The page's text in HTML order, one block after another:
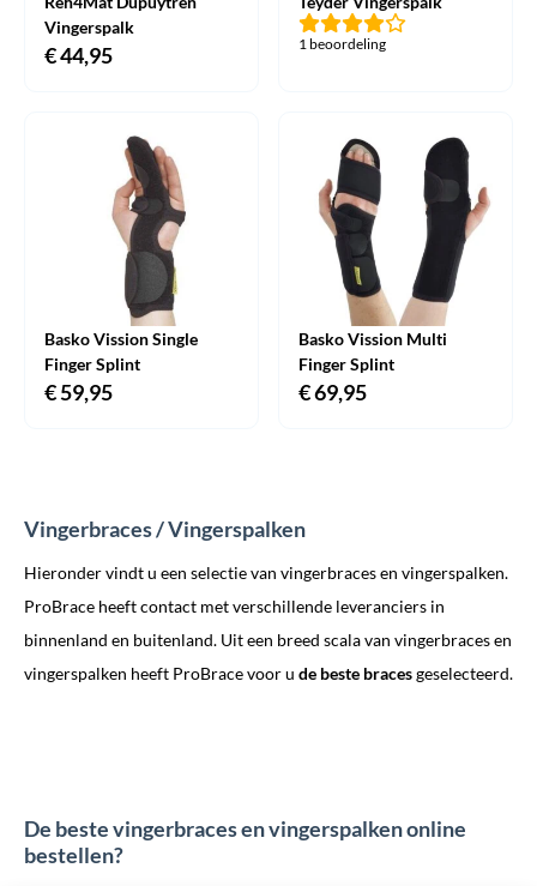
Vingerspalk
€44,95 1 beoordeling
Basko Vission Single
Finger Splint
€59,95
Basko Vission Multi
Finger Splint
€69,95
Vingerbraces / Vingerspalken
Hieronder vindt u een selectie van vingerbraces en vingerspalken.
ProBrace heeft contact met verschillende leveranciers in
binnenland en buitenland. Uit een breed scala van vingerbraces en
vingerspalken heeft ProBrace voor u de beste bracesgeselecteerd.
De beste vingerbraces en vingerspalken online
bestellen?